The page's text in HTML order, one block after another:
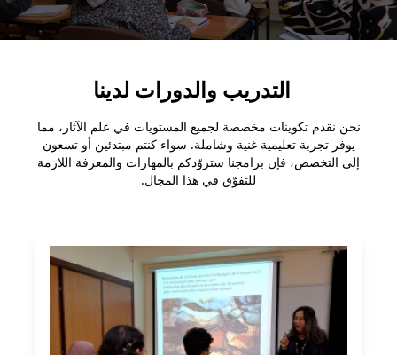
التدريب والدورات لدينا
نحن نقدم تكوينات مخصصة لجميع المستويات في علم الآثار، مما
يوفر تجربة تعليمية غنية وشاملة. سواء كنتم مبتدئين أو تسعون
إلى التخصص، فإن برامجنا ستزوّدكم بالمهارات والمعرفة اللازمة
للتفوّق في هذا المجال.